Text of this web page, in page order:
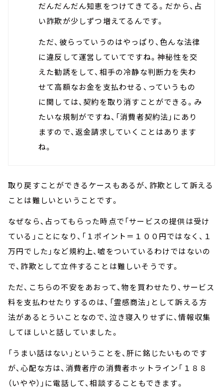
だんだんだん知恵をつけてきてる。だから、占
い詐欺が少しずつ増えてるんです。
ただ、彼らっていうのはやっぱり、色んな法律
に違反して運営していてですね。神秘性を交
えた勧誘をして、相手の冷静な判断力を失わ
せて高額なお金を支払わせる、っていうもの
に関しては、契約を取り消すことができる。み
たいな規制がですね、「消費者契約法」にあり
ますので、返金請求していくことはあります
ね。
取り戻すことができるケースもあるが、詐欺として訴える
ことは難しいということです。
なぜなら、占ってもらった時点で「サービスの提供は受け
ている」ことになり、「１ポイント＝１００円ではなく、１
万円でした」など規約上、嘘をついているわけではないの
で、詐欺として立件することは難しいそうです。
ただ、こちらの不安をあおって、物を買わせたり、サービス
料を支払わせたりするのは、「霊感商法」として訴える方
法があるとういことなので、泣き寝入りせずに、情報収集
してほしいと話していました。
「うまい話はない」ということを、肝に銘じたいものです
が、心配な方は、消費者庁の消費者ホットライン「１８８
（いやや）」に電話して、相談することもできます。